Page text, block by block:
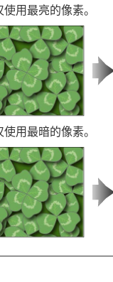
用最亮的像素。
用最暗的像素。